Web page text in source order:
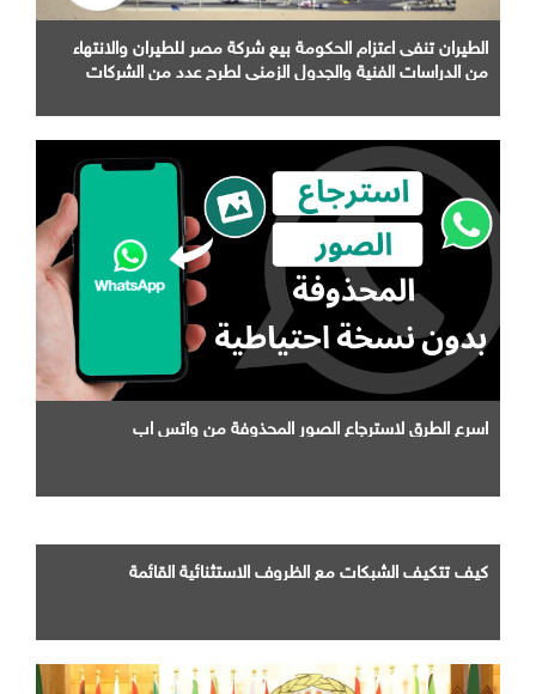
الطيران تنفى اعتزام الحكومة بيع شركة مصر للطيران والانتهاء
من الدراسات الفنية والجدول الزمني لطرح عدد من الشركات
اسرع الطرق لاسترجاع الصور المحذوفة من واتس اب
كيف تتكيف الشبكات مع الظروف الاستثنائية القائمة